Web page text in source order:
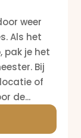
weer
Als het
pak je het
Bij
of
de...